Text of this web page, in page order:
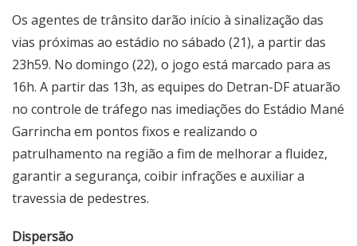
Os agentes de trânsito darão início à sinalização das
vias próximas ao estádio no sábado (21), a partir das
23h59. No domingo (22), o jogo está marcado para as
16h. A partir das 13h, as equipes do Detran-DF atuarão
no controle de tráfego nas imediações do Estádio Mané
Garrincha em pontos fixos e realizando o
patrulhamento na região a fim de melhorar a fluidez,
garantir a segurança, coibir infrações e auxiliar a
travessia de pedestres.
Dispersão